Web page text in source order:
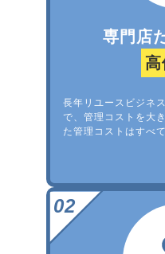
専門店
高
長年リユースビジネ
で、管理コストを大
た管理コストはすべ